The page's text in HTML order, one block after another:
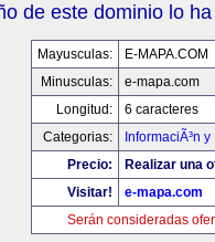
de este dominio lo
Mayusculas:
E-MAPA.COM
Minusculas:
e-mapa.com
Longitud:
6 caracteres
Categorias:
InformaciÃ³n
Precio:
Realizar una
Visitar!
e-mapa.com
Serán consideradas